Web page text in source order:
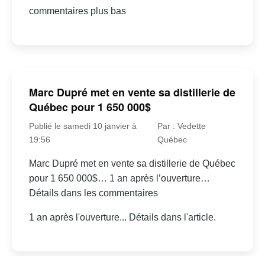
commentaires plus bas
Marc Dupré met en vente sa distillerie de
Québec pour 1 650 000$
Publié le samedi 10 janvier à
19:56
Par : Vedette
Québec
Marc Dupré met en vente sa distillerie de Québec
pour 1 650 000$… 1 an après l’ouverture…
Détails dans les commentaires
1 an après l'ouverture... Détails dans l'article.